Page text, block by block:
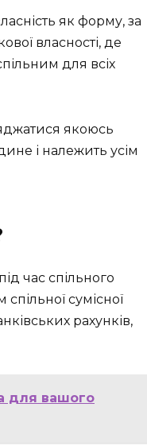
як форму, за
власності, де
для всіх
якоюсь
і належить усім
час спільного
сумісної
рахунків,
для вашого